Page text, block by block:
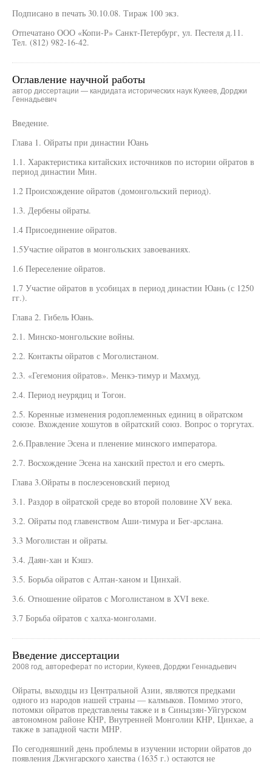
Подписано в печать 30.10.08. Тираж 100 экз.
Отпечатано ООО «Копи-Р» Санкт-Петербург, ул. Пестеля д.11.
Тел. (812) 982-16-42.
Оглавление научной работы
автор диссертации — кандидата исторических наук Кукеев, Дорджи
Геннадьевич
Введение.
Глава 1. Ойраты при династии Юань
1.1. Характеристика китайских источников по истории ойратов в
период династии Мин.
1.2 Происхождение ойратов (домонгольский период).
1.3. Дербены ойраты.
1.4 Присоединение ойратов.
1.5Участие ойратов в монгольских завоеваниях.
1.6 Переселение ойратов.
1.7 Участие ойратов в усобицах в период династии Юань (с 1250
гг.).
Глава 2. Гибель Юань.
2.1. Минско-монгольские войны.
2.2. Контакты ойратов с Моголистаном.
2.3. «Гегемония ойратов». Менкэ-тимур и Махмуд.
2.4. Период неурядиц и Тогон.
2.5. Коренные изменения родоплеменных единиц в ойратском
союзе. Вхождение хошутов в ойратский союз. Вопрос о торгутах.
2.6.Правление Эсена и пленение минского императора.
2.7. Восхождение Эсена на ханский престол и его смерть.
Глава 3.Ойраты в послеэсеновский период
3.1. Раздор в ойратской среде во второй половине XV века.
3.2. Ойраты под главенством Аши-тимура и Бег-арслана.
3.3 Моголистан и ойраты.
3.4. Даян-хан и Кэшэ.
3.5. Борьба ойратов с Алтан-ханом и Цинхай.
3.6. Отношение ойратов с Моголистаном в XVI веке.
3.7 Борьба ойратов с халха-монголами.
Введение диссертации
2008 год, автореферат по истории, Кукеев, Дорджи Геннадьевич
Ойраты, выходцы из Центральной Азии, являются предками
одного из народов нашей страны — калмыков. Помимо этого,
потомки ойратов представлены также и в Синьцзян-Уйгурском
автономном районе КНР, Внутренней Монголии КНР, Цинхае, а
также в западной части МНР.
По сегодняшний день проблемы в изучении истории ойратов до
появления Джунгарского ханства (1635 г.) остаются не